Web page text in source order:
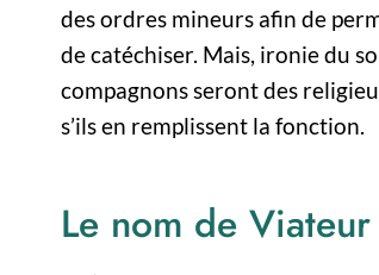
des ordres mineurs afin de
de catéchiser. Mais, ironie du
compagnons seront des
s’ils en remplissent la fonction.
Le nom de Viateur